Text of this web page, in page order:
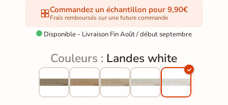
Commandez un échantillon pour 9,90€
Frais remboursés sur une future commande
 Disponible - Livraison Fin Août / début septembre
Couleurs : Landes white